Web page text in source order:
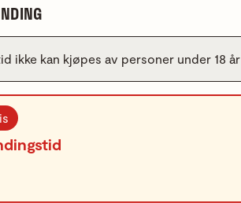
ikke kan kjøpes av personer under 18 år